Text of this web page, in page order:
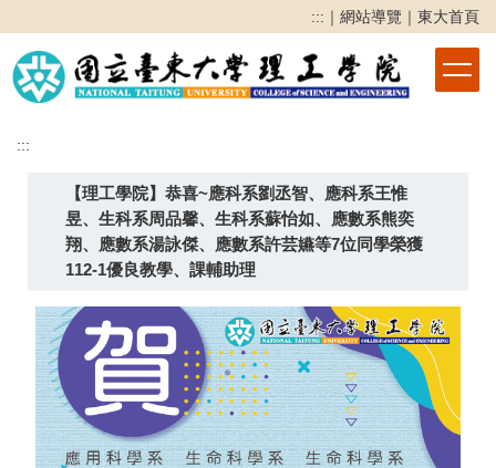
到
主
要
區
::: ｜ 網站導覽 ｜ 東大首頁
:::
【理工學院】恭喜~應科系劉丞智、應科系王惟
昱、生科系周品馨、生科系蘇怡如、應數系熊奕
翔、應數系湯詠傑、應數系許芸嬿等7位同學榮獲
112-1優良教學、課輔助理